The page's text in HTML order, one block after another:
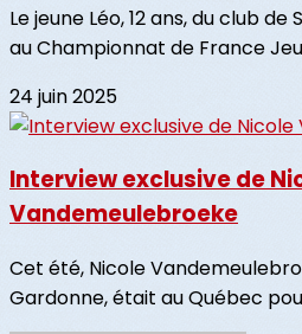
Le jeune Léo, 12 ans, du club
au Championnat de France
24 juin 2025
Interview exclusive de
Vandemeulebroeke
Cet été, Nicole
Gardonne, était au Québec